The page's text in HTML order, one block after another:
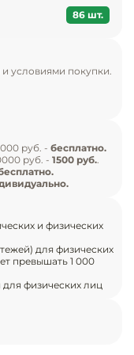
Инвентарь
приборы
Нейтральное
Линии
с
ручную
агрегат
климатический
в условиях,
достигать
VA-SC98EM.
86 шт.
условиями покупки.
руб. - бесплатно.
руб. - 1500 руб..
и физических
для физических
превышать 1 000
физических лиц